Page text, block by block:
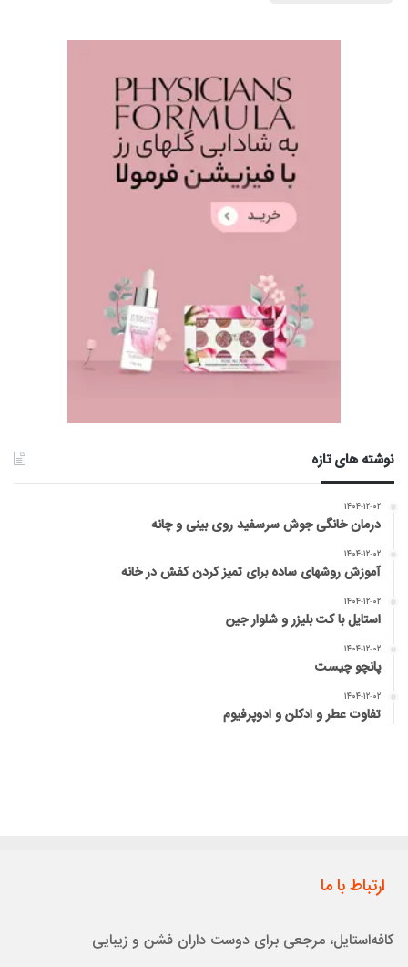
نوشته های تازه
۱۴۰۴-۱۲-۰۲
درمان خانگی جوش سرسفید روی بینی و چانه
۱۴۰۴-۱۲-۰۲
آموزش روشهای ساده برای تمیز کردن کفش در خانه
۱۴۰۴-۱۲-۰۲
استایل با کت بلیزر و شلوار جین
۱۴۰۴-۱۲-۰۲
پانچو چیست
۱۴۰۴-۱۲-۰۲
تفاوت عطر و ادکلن و ادوپرفیوم
ارتباط با ما
کافه‌استایل، مرجعی برای دوست داران فشن و زیبایی